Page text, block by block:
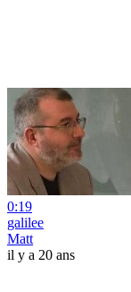
0:19
galilee
Matt
il y a 20 ans